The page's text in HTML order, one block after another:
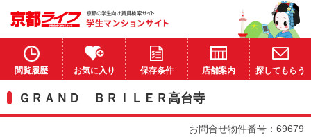
閲覧履歴 お気に入り 保存条件 店舗案内 探してもらう
ＧＲＡＮＤ ＢＲＩＬＥＲ高台寺
お問合せ物件番号：69679